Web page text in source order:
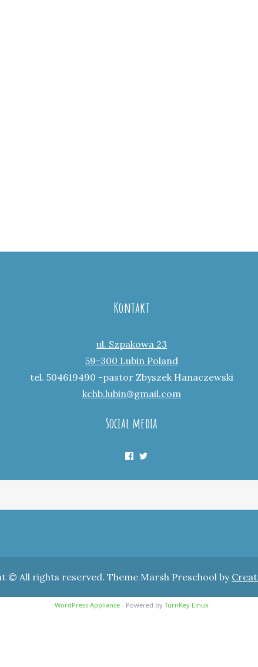
Kontakt
ul. Szpakowa 23
59-300 Lubin Poland
tel. 504619490 -pastor Zbyszek Hanaczewski
kchb.lubin@gmail.com
Social media
Facebook
© All rights reserved. Theme Marsh Preschool by
WordPress Appliance - Powered by TurnKey Linux